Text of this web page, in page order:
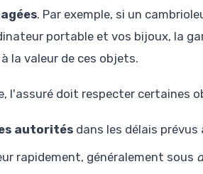
. Par exemple, si un
portable et vos bijoux, la
la valeur de ces objets.
l'assuré doit respecter certaines
autoritésdans les délais
rapidement, généralement sous